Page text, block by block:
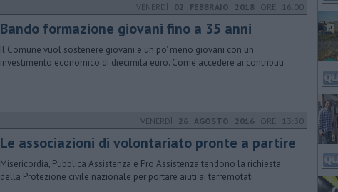
VENERDÌ 02 FEBBRAIO 2018 ORE 16:00
Bando formazione giovani fino a 35 anni
Il Comune vuol sostenere giovani e un po' meno giovani con un
investimento economico di diecimila euro. Come accedere ai contributi
VENERDÌ 26 AGOSTO 2016 ORE 13:30
Le associazioni di volontariato pronte a partire
Misericordia, Pubblica Assistenza e Pro Assistenza tendono la richiesta
della Protezione civile nazionale per portare aiuti ai terremotati